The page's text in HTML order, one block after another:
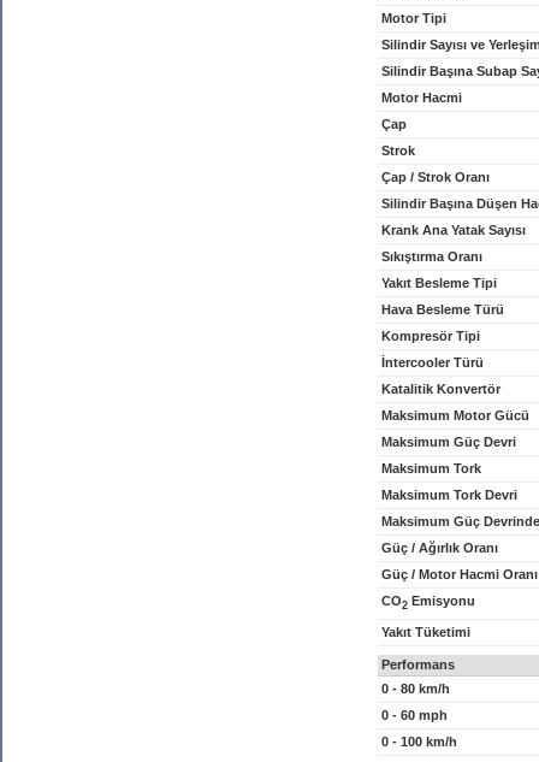
Motor Tipi
Silindir Sayısı ve
Silindir Başına Subap
Motor Hacmi
Çap
Strok
Çap / Strok Oranı
Silindir Başına Düşen
Krank Ana Yatak Sayısı
Sıkıştırma Oranı
Yakıt Besleme Tipi
Hava Besleme Türü
Kompresör Tipi
İntercooler Türü
Katalitik Konvertör
Maksimum Motor Gücü
Maksimum Güç Devri
Maksimum Tork
Maksimum Tork Devri
Maksimum Güç
Güç / Ağırlık Oranı
Güç / Motor Hacmi Oranı
CO2 Emisyonu
Yakıt Tüketimi
Performans
0 - 80 km/h
0 - 60 mph
0 - 100 km/h